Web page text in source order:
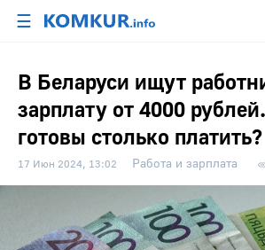
☰
В Беларуси ищут
зарплату от 4000
готовы столько платить?
17 Июн 2024, 13:02 Работа и зарплата